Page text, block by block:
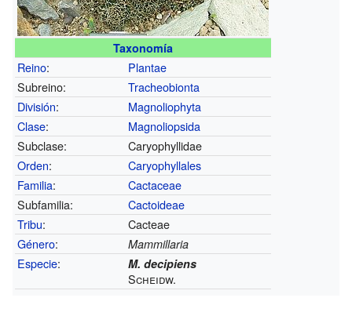
Taxonomía
Reino:
Plantae
Subreino:
Tracheobionta
División:
Magnoliophyta
Clase:
Magnoliopsida
Subclase:
Caryophyllidae
Orden:
Caryophyllales
Familia:
Cactaceae
Subfamilia:
Cactoideae
Tribu:
Cacteae
Género: Mammillaria
Especie: M. decipiens
Scheidw.